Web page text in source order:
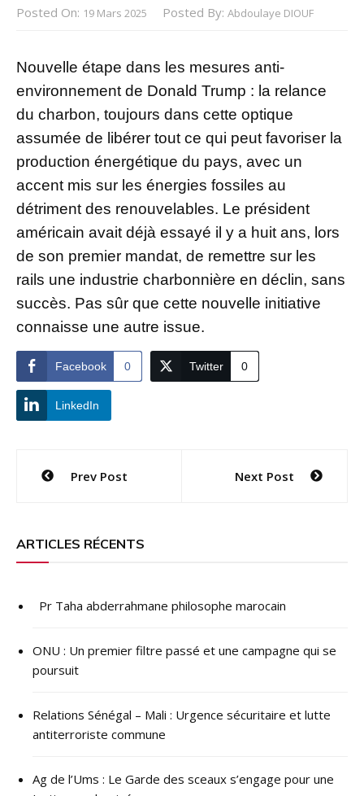
Posted On: 19 Mars 2025 Posted By: Abdoulaye DIOUF
Nouvelle étape dans les mesures anti-
environnement de Donald Trump : la relance
du charbon, toujours dans cette optique
assumée de libérer tout ce qui peut favoriser la
production énergétique du pays, avec un
accent mis sur les énergies fossiles au
détriment des renouvelables. Le président
américain avait déjà essayé il y a huit ans, lors
de son premier mandat, de remettre sur les
rails une industrie charbonnière en déclin, sans
succès. Pas sûr que cette nouvelle initiative
connaisse une autre issue.
Facebook 0 Twitter 0
LinkedIn
Navigation
l’article
Prev Post Next Post
ARTICLES RÉCENTS
Pr Taha abderrahmane philosophe marocain
ONU : ​Un premier filtre passé et une campagne qui se
poursuit
Relations Sénégal – Mali : Urgence sécuritaire et lutte
antiterroriste commune
Ag de l’Ums : Le Garde des sceaux s’engage pour une